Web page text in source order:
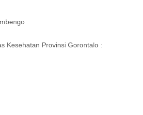
Kesehatan Provinsi Gorontalo :